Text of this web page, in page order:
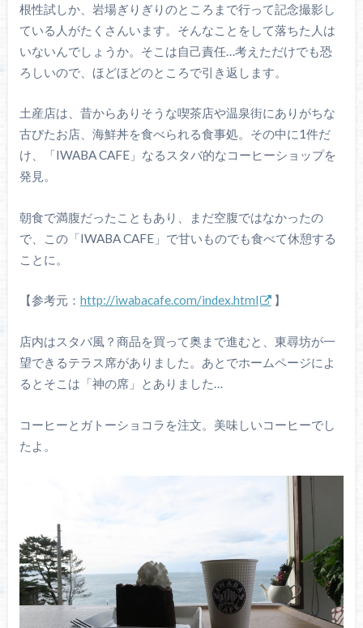
根性試しか、岩場ぎりぎりのところまで行って記念撮影し
ている人がたくさんいます。そんなことをして落ちた人は
いないんでしょうか。そこは自己責任…考えただけでも恐
ろしいので、ほどほどのところで引き返します。
土産店は、昔からありそうな喫茶店や温泉街にありがちな
古びたお店、海鮮丼を食べられる食事処。その中に1件だ
け、「IWABA CAFE」なるスタバ的なコーヒーショップを
発見。
朝食で満腹だったこともあり、まだ空腹ではなかったの
で、この「IWABA CAFE」で甘いものでも食べて休憩する
ことに。
【参考元： http://iwabacafe.com/index.html 】
店内はスタバ風？商品を買って奥まで進むと、東尋坊が一
望できるテラス席がありました。あとでホームページによ
るとそこは「神の席」とありました…
コーヒーとガトーショコラを注文。美味しいコーヒーでし
たよ。